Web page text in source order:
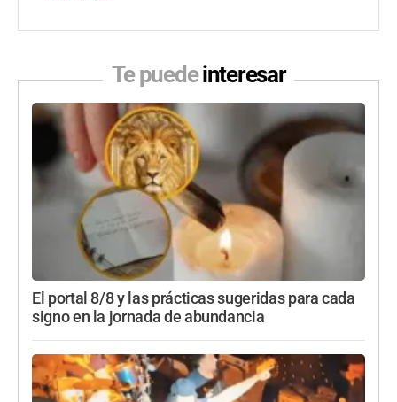
Te puedeinteresar
El portal 8/8 y las prácticas sugeridas para cada
signo en la jornada de abundancia